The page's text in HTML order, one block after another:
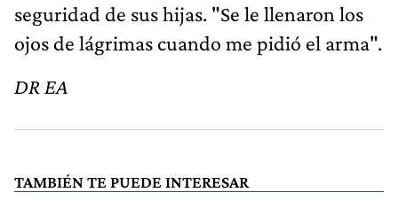
seguridad de sus hijas. "Se le llenaron los
ojos de lágrimas cuando me pidió el arma".
DR EA
TAMBIÉN TE PUEDE INTERESAR